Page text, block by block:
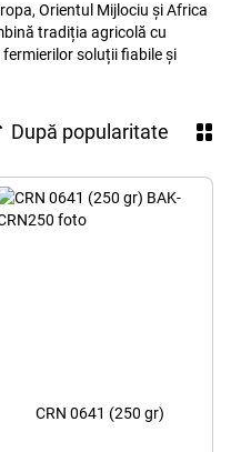
Orientul Mijlociu și Africa
tradiția agricolă cu
soluții fiabile și
După popularitate
CRN 0641 (250 gr)